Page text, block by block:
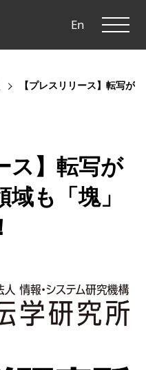
En
【プレスリリース】転写が
ス】転写が
も「塊」